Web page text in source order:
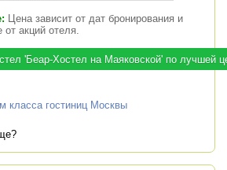
Цена зависит от дат бронирования и
от акций отеля.
'Беар-Хостел на Маяковской' по лучшей
класса гостиниц Москвы